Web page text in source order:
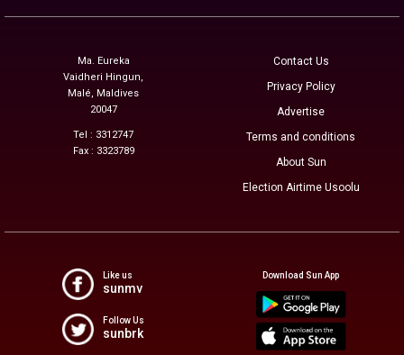
Ma. Eureka
Vaidheri Hingun,
Malé, Maldives
20047
Tel : 3312747
Fax : 3323789
Contact Us
Privacy Policy
Advertise
Terms and conditions
About Sun
Election Airtime Usoolu
Like us
sunmv
Follow Us
sunbrk
Download Sun App